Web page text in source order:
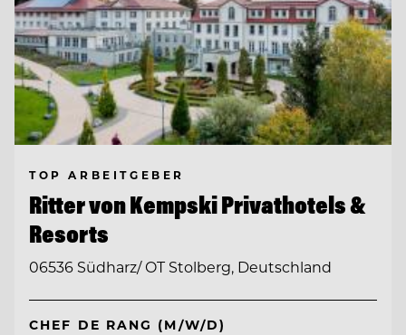
TOP ARBEITGEBER
Ritter von Kempski Privathotels &
Resorts
06536 Südharz/ OT Stolberg, Deutschland
CHEF DE RANG (M/W/D)